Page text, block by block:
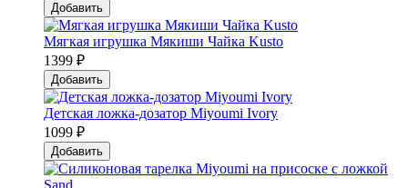
Добавить
Мягкая игрушка Мякиши Чайка Kusto
1399 ₽
Добавить
Детская ложка-дозатор Мiyoumi Ivory
1099 ₽
Добавить